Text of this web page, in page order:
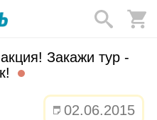
Закажи тур -
02.06.2015